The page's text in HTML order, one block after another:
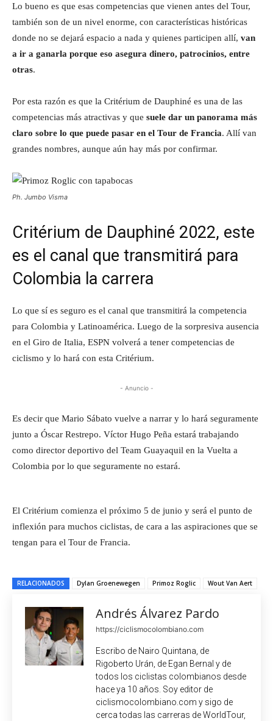
Lo bueno es que esas competencias que vienen antes del Tour,
también son de un nivel enorme, con características históricas
donde no se dejará espacio a nada y quienes participen allí, van
a ir a ganarla porque eso asegura dinero, patrocinios, entre
otras.
Por esta razón es que la Critérium de Dauphiné es una de las
competencias más atractivas y que suele dar un panorama más
claro sobre lo que puede pasar en el Tour de Francia. Allí van
grandes nombres, aunque aún hay más por confirmar.
Ph. Jumbo Visma
Critérium de Dauphiné 2022, este
es el canal que transmitirá para
Colombia la carrera
Lo que sí es seguro es el canal que transmitirá la competencia
para Colombia y Latinoamérica. Luego de la sorpresiva ausencia
en el Giro de Italia, ESPN volverá a tener competencias de
ciclismo y lo hará con esta Critérium.
- Anuncio -
Es decir que Mario Sábato vuelve a narrar y lo hará seguramente
junto a Óscar Restrepo. Víctor Hugo Peña estará trabajando
como director deportivo del Team Guayaquil en la Vuelta a
Colombia por lo que seguramente no estará.
El Critérium comienza el próximo 5 de junio y será el punto de
inflexión para muchos ciclistas, de cara a las aspiraciones que se
tengan para el Tour de Francia.
RELACIONADOS Dylan Groenewegen Primoz Roglic Wout Van Aert
Andrés Álvarez Pardo
https://ciclismocolombiano.com
Escribo de Nairo Quintana, de
Rigoberto Urán, de Egan Bernal y de
todos los ciclistas colombianos desde
hace ya 10 años. Soy editor de
ciclismocolombiano.com y sigo de
cerca todas las carreras de WorldTour,